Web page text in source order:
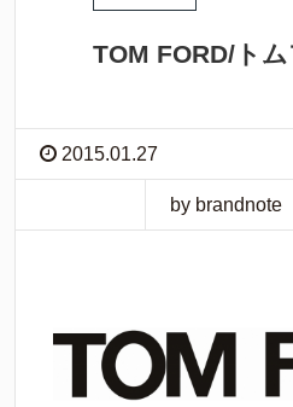
TOM FORD/ト
2015.01.27
by brandnote